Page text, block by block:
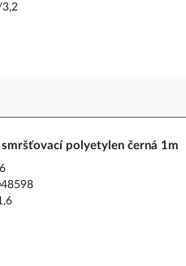
3,2
polyetylen černá 1m